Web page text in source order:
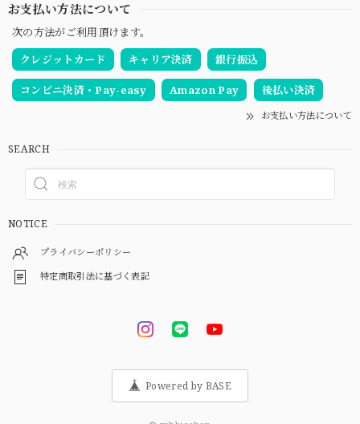
お支払い方法について
次の方法がご利用頂けます。
クレジットカード
キャリア決済 銀行振込
コンビニ決済・Pay-easy Amazon Pay 後払い決済
お支払い方法について
SEARCH
NOTICE
プライバシーポリシー
特定商取引法に基づく表記
Powered by BASE